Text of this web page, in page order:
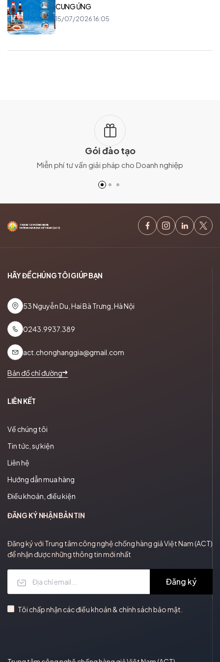
CUNG ỨNG
15/07/2026 16:05
Gói đào tạo
Miễn phí tư vấn giải pháp cho Doanh nghiệp
HÃY ĐỂ CHÚNG TÔI GIÚP BẠN
53 Nguyễn Du, Hai Bà Trưng, Hà Nội
0243.9937.389
act.chonghanggia@gmail.com
Bản đồ chỉ đường
LIÊN KẾT
Về chúng tôi
Tin tức, sự kiện
Liên hệ
Hướng dẫn mua hàng
Điều khoản, điều kiện
ĐĂNG KÝ NHẬN BẢN TIN
Đăng ký với Trung tâm công nghệ chống hàng giả Việt Nam (ACT)
để nhận được những thông tin mới nhất
Đăng ký
Tôi chấp nhận các điều khoản & chính sách bảo mật.